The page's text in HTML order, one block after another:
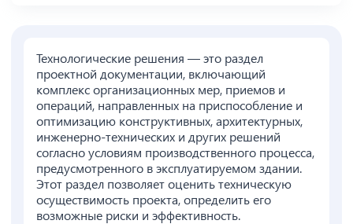
Технологические решения — это раздел
проектной документации, включающий
комплекс организационных мер, приемов и
операций, направленных на приспособление и
оптимизацию конструктивных, архитектурных,
инженерно-технических и других решений
согласно условиям производственного процесса,
предусмотренного в эксплуатируемом здании.
Этот раздел позволяет оценить техническую
осуществимость проекта, определить его
возможные риски и эффективность.